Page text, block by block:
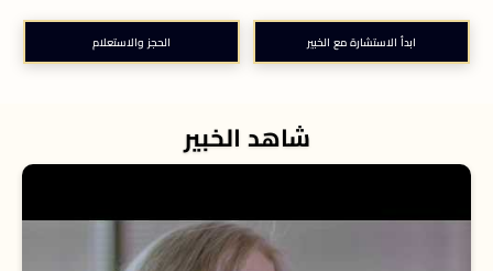
ابدأ الاستشارة مع الخبير الحجز والاستعلام
شاهد الخبير